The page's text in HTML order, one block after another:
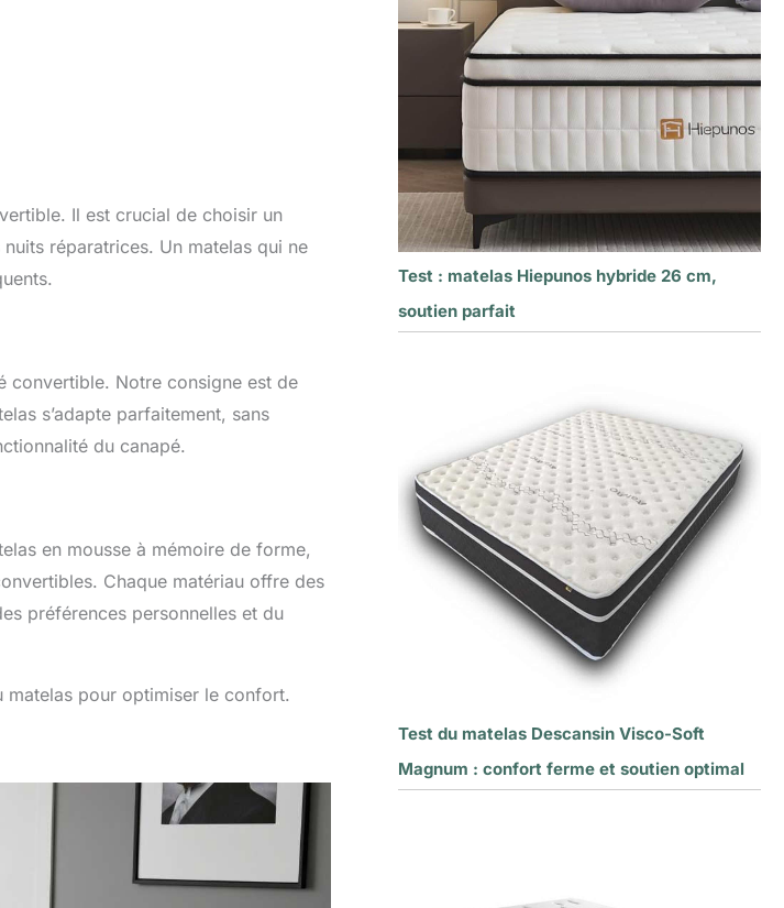
Il est crucial de choisir un
réparatrices. Un matelas qui ne
convertible. Notre consigne est de
s’adapte parfaitement, sans
du canapé.
en mousse à mémoire de forme,
Chaque matériau offre des
préférences personnelles et du
matelas pour optimiser le confort.
Test : matelas Hiepunos hybride 26 cm,
soutien parfait
Test du matelas Descansin Visco-Soft
Magnum : confort ferme et soutien optimal